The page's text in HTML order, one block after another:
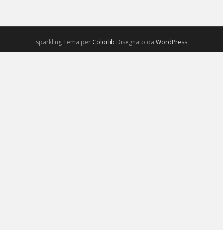
sparkling Tema per Colorlib Disegnato da WordPress